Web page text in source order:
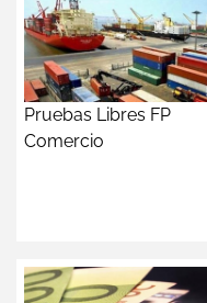
Pruebas Libres FP
Comercio